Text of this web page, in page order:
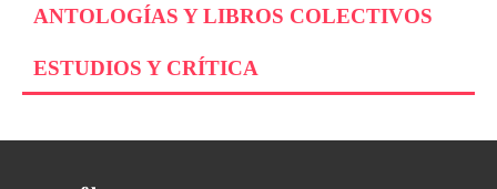
ANTOLOGÍAS Y LIBROS COLECTIVOS
ESTUDIOS Y CRÍTICA